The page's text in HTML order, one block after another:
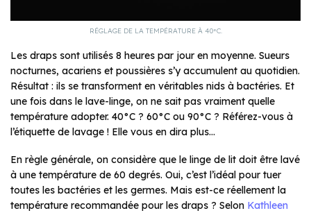
RÉGLAGE DE LA TEMPÉRATURE À 40°C.
Les draps sont utilisés 8 heures par jour en moyenne. Sueurs
nocturnes, acariens et poussières s’y accumulent au quotidien.
Résultat : ils se transforment en véritables nids à bactéries. Et
une fois dans le lave-linge, on ne sait pas vraiment quelle
température adopter. 40°C ? 60°C ou 90°C ? Référez-vous à
l’étiquette de lavage ! Elle vous en dira plus…
En règle générale, on considère que le linge de lit doit être lavé
à une température de 60 degrés. Oui, c’est l’idéal pour tuer
toutes les bactéries et les germes. Mais est-ce réellement la
température recommandée pour les draps ? Selon Kathleen